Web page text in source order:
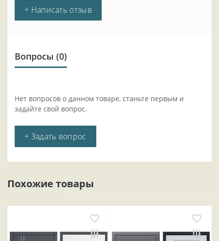
+ Написать отзыв
Вопросы (0)
Нет вопросов о данном товаре, станьте первым и
задайте свой вопрос.
+ Задать вопрос
Похожие товары